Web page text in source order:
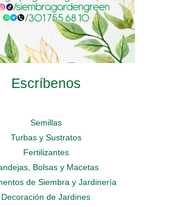
Escríbenos
Semillas
Turbas y Sustratos
Fertilizantes
Bolsas y Macetas
de Siembra y Jardinería
Decoración de Jardines